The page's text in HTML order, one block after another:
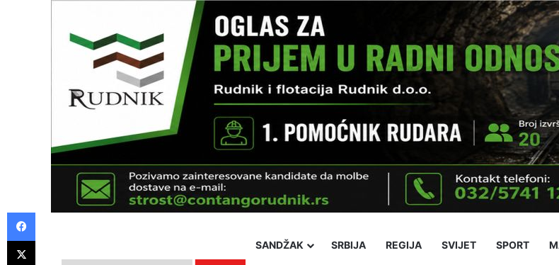
SANDŽAK SRBIJA REGIJA SVIJET SPORT
Facebook
X